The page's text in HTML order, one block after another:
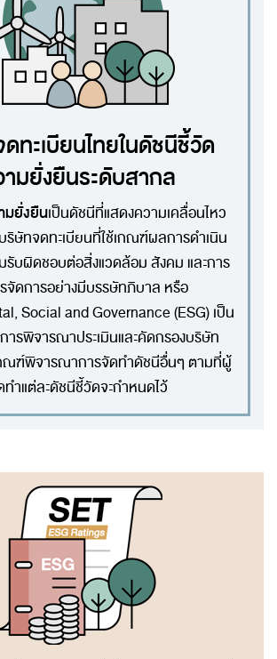
ทะเบียนไทยในดัชนีชี้วัด
มยั่งยืนระดับสากล
มยั่งยืนเป็นดัชนีที่แสดงความเคลื่อนไหว
ริษัทจดทะเบียนที่ใช้เกณฑ์ผลการดำเนิน
รับผิดชอบต่อสิ่งแวดล้อม สังคม และการ
จัดการอย่างมีบรรษัทภิบาล หรือ
Social and Governance (ESG) เป็น
ารพิจารณาประเมินและคัดกรองบริษัท
ณฑ์พิจารณาการจัดทำดัชนีอื่นๆ ตามที่ผู้
ำแต่ละดัชนีชี้วัดจะกำหนดไว้